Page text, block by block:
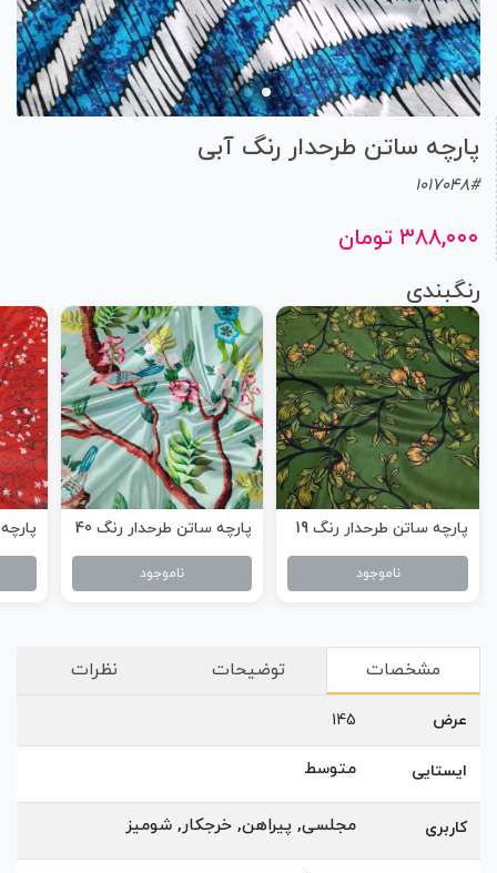
پارچه ساتن طرحدار رنگ آبی
1017048#
۳۸۸,۰۰۰ تومان
رنگبندی
پارچه ساتن طرحدار رنگ 19
ناموجود
پارچه ساتن طرحدار رنگ 40
ناموجود
مشخصات توضیحات نظرات
عرض 145
ایستایی متوسط
کاربری مجلسی, پیراهن, خرجکار, شومیز